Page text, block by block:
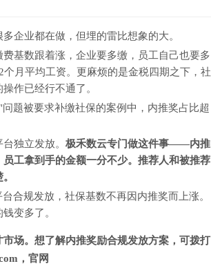
企业都在做，但埋的雷比想象的大。
费基数跟着涨，企业要多缴，员工自己也要多
个月平均工资。更麻烦的是金税四期之下，社
作已经行不通了。
题被要求补缴社保的案例中，内推奖占比超
独立发放。 极禾数云专门做这件事——内推
工拿到手的金额一分不少。推荐人和被推荐
合规发放，社保基数不再因内推奖而上涨。
变多了。
场。想了解内推奖励合规发放方案，可拨打
，官网